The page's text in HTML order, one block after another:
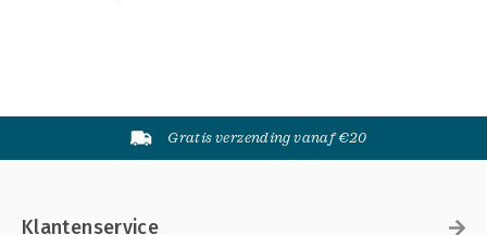
Gratis verzending vanaf €20
Klantenservice